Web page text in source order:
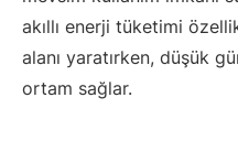
akıllı enerji tüketimi
alanı yaratırken, düşük
ortam sağlar.